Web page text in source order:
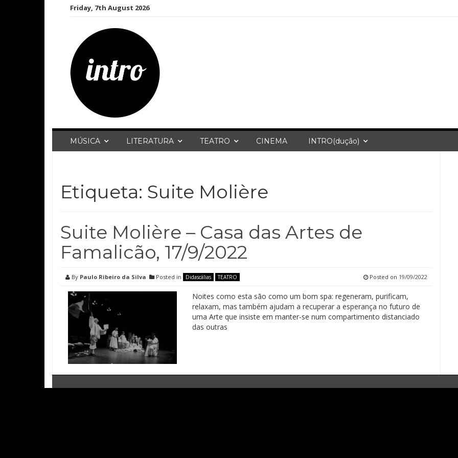
Friday, 7th August 2026
MÚSICA LITERATURA TEATRO CINEMA INTRO(dução)
Etiqueta: Suite Molière
Suite Molière – Casa das Artes de
Famalicão, 17/9/2022
By Paulo Ribeiro da Silva Posted in Didascálias TEATRO Posted on 19/09/2022
Noites como esta são como um bom spa: regeneram, purificam,
relaxam, mas também ajudam a recuperar a esperança no futuro de
uma Arte que insiste em manter-se num compartimento distanciado
das outras